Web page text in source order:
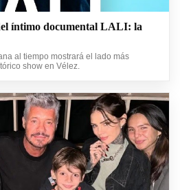
íntimo documental LALI: la
al tiempo mostrará el lado más
show en Vélez.